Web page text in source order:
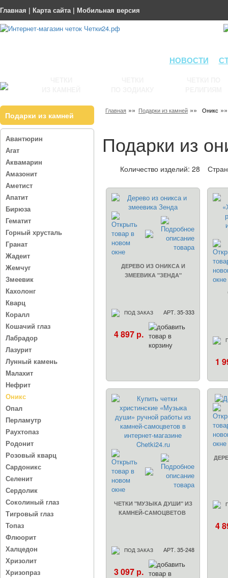
Главная | Карта сайта| Мобильная версия
НОВОСТИ
Подарки из камней
Авантюрин
Агат
Аквамарин
Амазонит
Аметист
Апатит
Бирюза
Гематит
Горный хрусталь
Гранат
Жадеит
Жемчуг
Змеевик
Кахолонг
Кварц
Коралл
Кошачий глаз
Лабрадор
Лазурит
Лунный камень
Малахит
Нефрит
Оникс
Опал
Перламутр
Раухтопаз
Родонит
Розовый кварц
Сардоникс
Селенит
Сердолик
Соколиный глаз
Тигровый глаз
Топаз
Флюорит
Халцедон
Хризолит
Хризопраз
Главная »» Подарки из камней »» Оникс »»
Подарки из
Количество изделий: 28
ДЕРЕВО ИЗ ОНИКСА И
ЗМЕЕВИКА "ЗЕНДА"
ПОД ЗАКАЗ АРТ. 35-333
4 897 р.
1
ЧЕТКИ "МУЗЫКА ДУШИ" ИЗ
КАМНЕЙ-САМОЦВЕТОВ
ПОД ЗАКАЗ АРТ. 35-248
3 097 р.
4